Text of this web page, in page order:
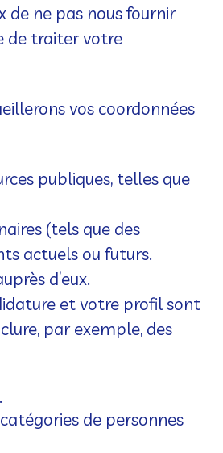
de ne pas nous fournir
de traiter votre
vos coordonnées
publiques, telles que
(tels que des
actuels ou futurs.
d’eux.
et votre profil sont
par exemple, des
de personnes